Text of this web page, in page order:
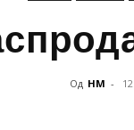
Од НМ -